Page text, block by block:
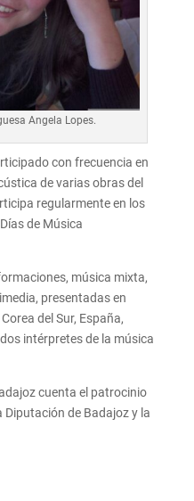
Angela Lopes.
con frecuencia en
de varias obras del
regularmente en los
de Música
música mixta,
presentadas en
del Sur, España,
intérpretes de la música
cuenta el patrocinio
de Badajoz y la